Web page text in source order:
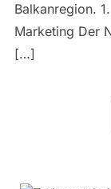
Balkanregion.
Marketing Der
[…]